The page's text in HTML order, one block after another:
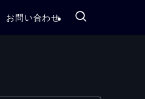
お問い合わせ